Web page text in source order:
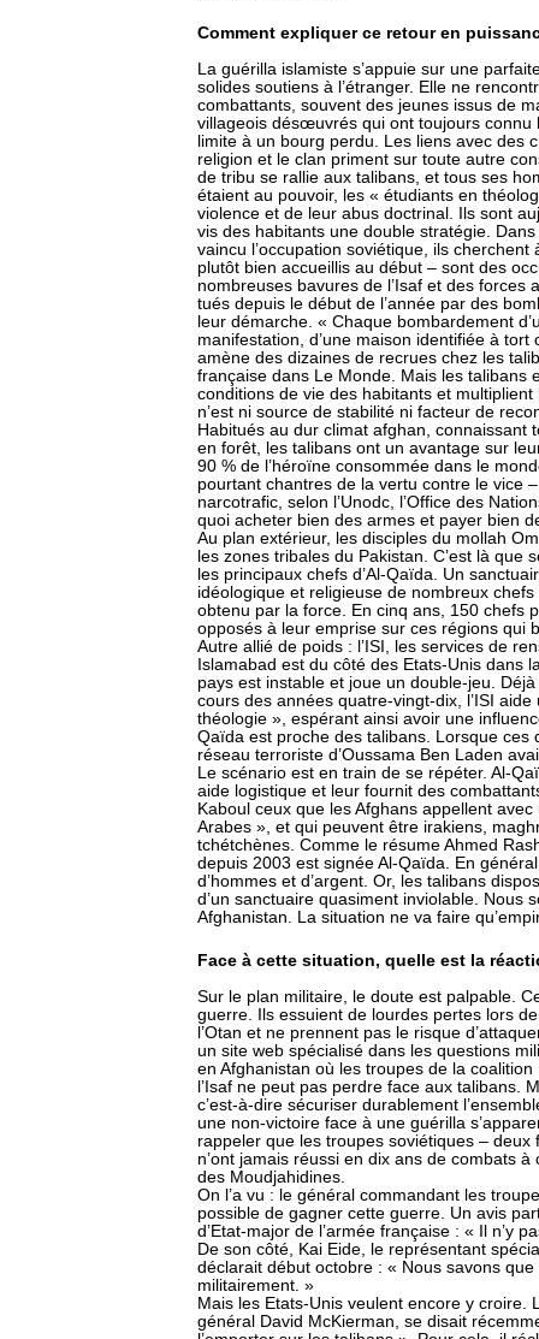
Comment expliquer ce retour en
La guérilla islamiste s’appuie sur une
solides soutiens à l’étranger. Elle ne
combattants, souvent des jeunes issus de
villageois désœuvrés qui ont toujours connu
limite à un bourg perdu. Les liens avec des
religion et le clan priment sur toute autre
de tribu se rallie aux talibans, et tous ses
étaient au pouvoir, les « étudiants en
violence et de leur abus doctrinal. Ils sont
vis des habitants une double stratégie.
vaincu l’occupation soviétique, ils
plutôt bien accueillis au début – sont des
nombreuses bavures de l’Isaf et des forces
tués depuis le début de l’année par des
leur démarche. « Chaque bombardement
manifestation, d’une maison identifiée à tort
amène des dizaines de recrues chez les
française dans Le Monde. Mais les talibans
conditions de vie des habitants et
n’est ni source de stabilité ni facteur de
Habitués au dur climat afghan, connaissant
en forêt, les talibans ont un avantage sur
90 % de l’héroïne consommée dans le
pourtant chantres de la vertu contre le vice
narcotrafic, selon l’Unodc, l’Office des
quoi acheter bien des armes et payer bien
Au plan extérieur, les disciples du mollah
les zones tribales du Pakistan. C’est là que
les principaux chefs d’Al-Qaïda. Un
idéologique et religieuse de nombreux
obtenu par la force. En cinq ans, 150 chefs
opposés à leur emprise sur ces régions qui
Autre allié de poids : l’ISI, les services de
Islamabad est du côté des Etats-Unis dans
pays est instable et joue un double-jeu.
cours des années quatre-vingt-dix, l’ISI
théologie », espérant ainsi avoir une
Qaïda est proche des talibans. Lorsque ces
réseau terroriste d’Oussama Ben Laden
Le scénario est en train de se répéter. Al-
aide logistique et leur fournit des
Kaboul ceux que les Afghans appellent
Arabes », et qui peuvent être irakiens,
tchétchènes. Comme le résume Ahmed
depuis 2003 est signée Al-Qaïda. En
d’hommes et d’argent. Or, les talibans
d’un sanctuaire quasiment inviolable. Nous
Afghanistan. La situation ne va faire
Face à cette situation, quelle est la
Sur le plan militaire, le doute est palpable.
guerre. Ils essuient de lourdes pertes lors
l’Otan et ne prennent pas le risque
un site web spécialisé dans les questions
en Afghanistan où les troupes de la
l’Isaf ne peut pas perdre face aux talibans.
c’est-à-dire sécuriser durablement
une non-victoire face à une guérilla
rappeler que les troupes soviétiques – deux
n’ont jamais réussi en dix ans de combats
des Moudjahidines.
On l’a vu : le général commandant les
possible de gagner cette guerre. Un avis
d’Etat-major de l’armée française : « Il n’y
De son côté, Kai Eide, le représentant
déclarait début octobre : « Nous savons
militairement. »
Mais les Etats-Unis veulent encore y croire.
général David McKierman, se disait